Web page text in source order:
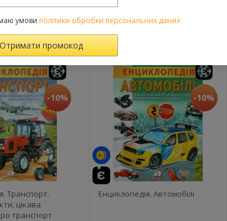
ТАКОЖ КУПУЮТЬ
-10%
Транспорт.
цікава
транспорт
-10%
Енциклопедія. Автомобілі
умови політики обробки персональних даних